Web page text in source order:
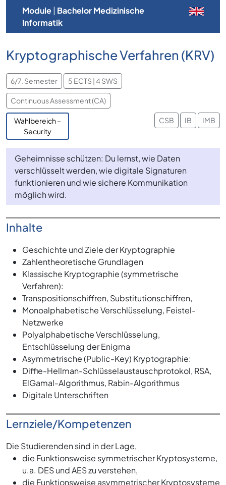
Module| Bachelor Medizinische
Informatik
Kryptographische Verfahren (KRV)
6/7. Semester 5 ECTS | 4 SWS
Continuous Assessment (CA)
Wahlbereich –
Security
CSB IB IMB
Geheimnisse schützen: Du lernst, wie Daten
verschlüsselt werden, wie digitale Signaturen
funktionieren und wie sichere Kommunikation
möglich wird.
Inhalte
Geschichte und Ziele der Kryptographie
Zahlentheoretische Grundlagen
Klassische Kryptographie (symmetrische
Verfahren):
Transpositionschiffren, Substitutionschiffren,
Monoalphabetische Verschlüsselung, Feistel-
Netzwerke
Polyalphabetische Verschlüsselung,
Entschlüsselung der Enigma
Asymmetrische (Public-Key) Kryptographie:
Diffie-Hellman-Schlüsselaustauschprotokol, RSA,
ElGamal-Algorithmus, Rabin-Algorithmus
Digitale Unterschriften
Lernziele/Kompetenzen
Die Studierenden sind in der Lage,
die Funktionsweise symmetrischer Kryptosysteme,
u.a. DES und AES zu verstehen,
die Funktionsweise asymmetrischer Kryptosysteme